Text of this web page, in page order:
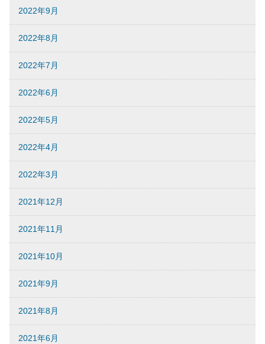
2022年9月
2022年8月
2022年7月
2022年6月
2022年5月
2022年4月
2022年3月
2021年12月
2021年11月
2021年10月
2021年9月
2021年8月
2021年6月